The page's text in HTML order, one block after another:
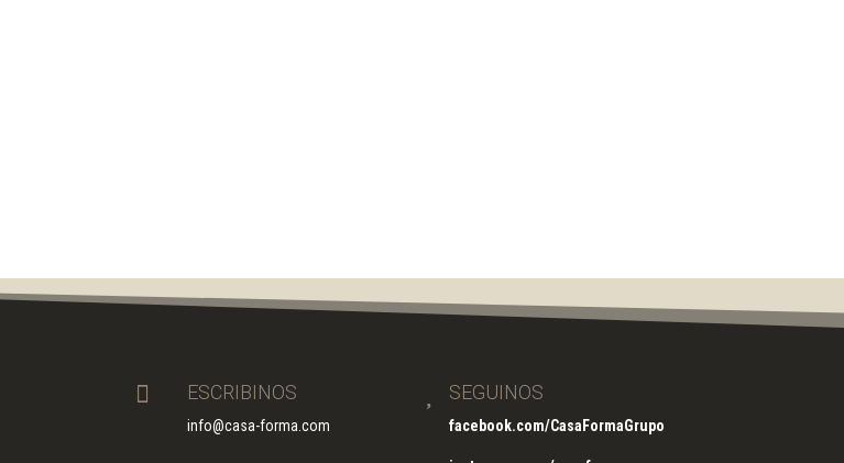
 ESCRIBINOS
info@casa-forma.com
SEGUINOS
facebook.com/CasaFormaGrupo